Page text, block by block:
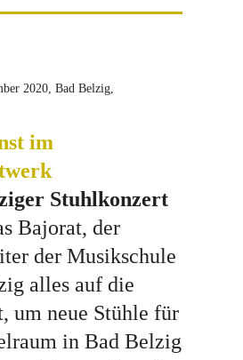
2020, Bad Belzig,
im
Stuhlkonzert
Bajorat, der
der Musikschule
alles auf die
um neue Stühle für
in Bad Belzig